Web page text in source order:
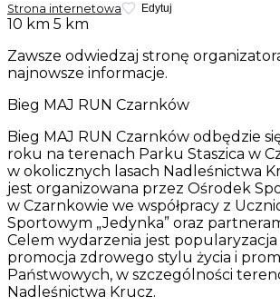
Strona internetowa Edytuj
10 km 5 km
Zawsze odwiedzaj stronę
najnowsze informacje.
Bieg MAJ RUN Czarnków
Bieg MAJ RUN Czarnków odbędzie
roku na terenach Parku Staszica w
w okolicznych lasach Nadleśnictwa
jest organizowana przez Ośrodek
w Czarnkowie we współpracy z
Sportowym „Jedynka” oraz
Celem wydarzenia jest popularyzacja
promocja zdrowego stylu życia i
Państwowych, w szczególności
Nadleśnictwa Krucz.